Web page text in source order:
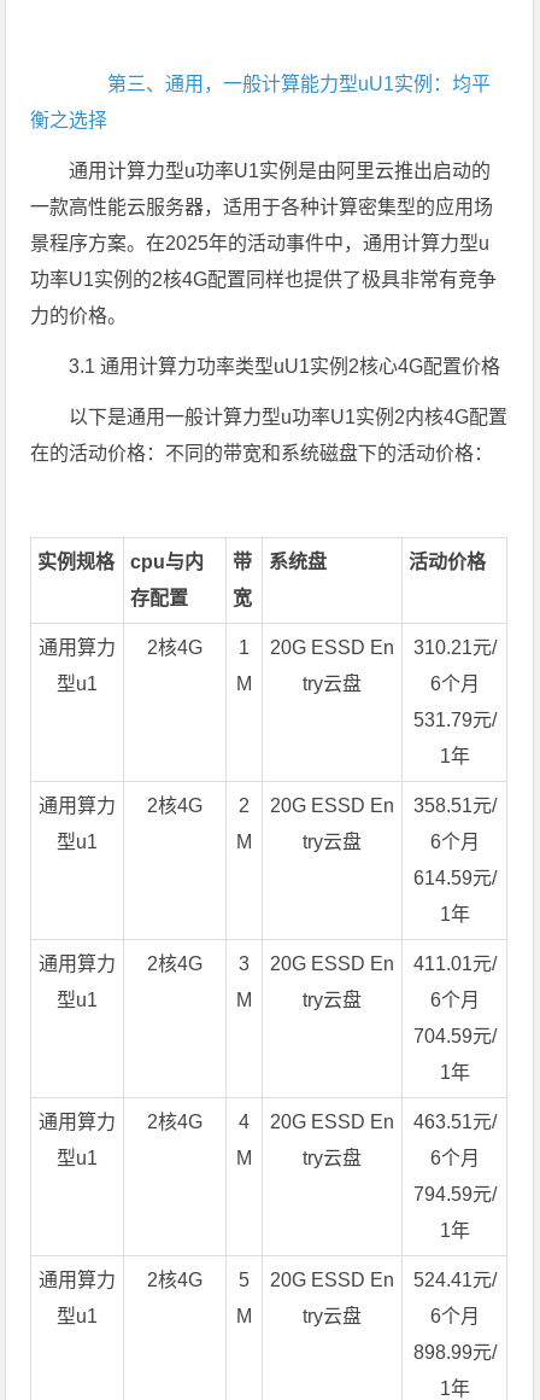
第三、通用，一般计算能力型uU1实例：均平
衡之选择
通用计算力型u功率U1实例是由阿里云推出启动的
一款高性能云服务器，适用于各种计算密集型的应用场
景程序方案。在2025年的活动事件中，通用计算力型u
功率U1实例的2核4G配置同样也提供了极具非常有竞争
力的价格。
3.1 通用计算力功率类型uU1实例2核心4G配置价格
以下是通用一般计算力型u功率U1实例2内核4G配置
在的活动价格：不同的带宽和系统磁盘下的活动价格：
实例规格
cpu与内
存配置
带
宽
系统盘 活动价格
通用算力
型u1
2核4G
1
M
20G ESSD En
try云盘
310.21元/
6个月
531.79元/
1年
通用算力
型u1
2核4G
2
M
20G ESSD En
try云盘
358.51元/
6个月
614.59元/
1年
通用算力
型u1
2核4G
3
M
20G ESSD En
try云盘
411.01元/
6个月
704.59元/
1年
通用算力
型u1
2核4G
4
M
20G ESSD En
try云盘
463.51元/
6个月
794.59元/
1年
通用算力
型u1
2核4G
5
M
20G ESSD En
try云盘
524.41元/
6个月
898.99元/
1年